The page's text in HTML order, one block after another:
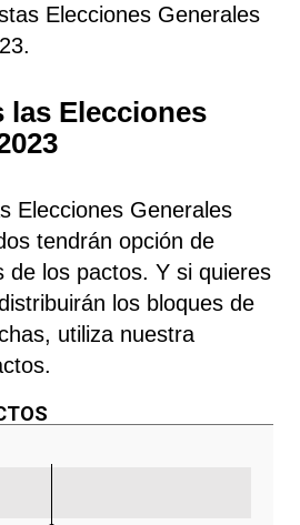
Elecciones Generales
las Elecciones
Elecciones Generales
tendrán opción de
de los pactos. Y si quieres
los bloques de
utiliza nuestra